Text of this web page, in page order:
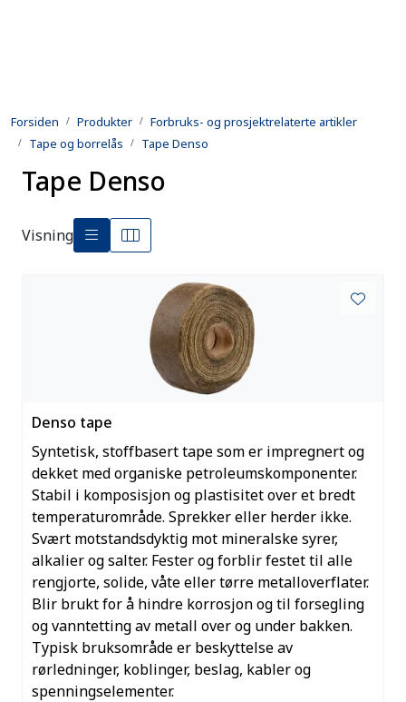
Forsiden Produkter
Forbruks- og prosjektrelaterte artikler
Tape og borrelås
Tape Denso
Tape Denso
Visning
Denso tape
Syntetisk, stoffbasert tape som er impregnert og
dekket med organiske petroleumskomponenter.
Stabil i komposisjon og plastisitet over et bredt
temperaturområde. Sprekker eller herder ikke.
Svært motstandsdyktig mot mineralske syrer,
alkalier og salter. Fester og forblir festet til alle
rengjorte, solide, våte eller tørre metalloverflater.
Blir brukt for å hindre korrosjon og til forsegling
og vanntetting av metall over og under bakken.
Typisk bruksområde er beskyttelse av
rørledninger, koblinger, beslag, kabler og
spenningselementer.
Utleie
Kontroll og reparasjon
Forsvarsindustri